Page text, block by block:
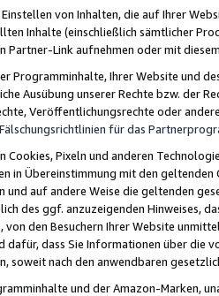
von Inhalten, die auf Ihrer
Inhalte (einschließlich sämtlicher
Partner-Link aufnehmen oder mit
Programminhalte, Ihrer Website und
Ausübung unserer Rechte bzw. der
Veröffentlichungsrechte oder
für das
Cookies, Pixeln und anderen
in Übereinstimmung mit den
und auf andere Weise die geltenden
des ggf. anzuzeigenden Hinweises,
den Besuchern Ihrer Website
dafür, dass Sie Informationen über die
soweit nach den anwendbaren
und der Amazon-Marken,